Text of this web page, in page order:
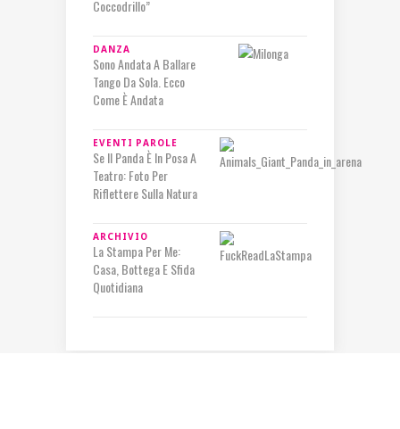
Coccodrillo”
DANZA
Sono Andata A Ballare
Tango Da Sola. Ecco
Come È Andata
EVENTI PAROLE
Se Il Panda È In Posa A
Teatro: Foto Per
Riflettere Sulla Natura
ARCHIVIO
La Stampa Per Me:
Casa, Bottega E Sfida
Quotidiana